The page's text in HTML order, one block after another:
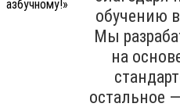
обучению
Мы
на
остальное